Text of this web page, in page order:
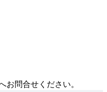
問合せください。